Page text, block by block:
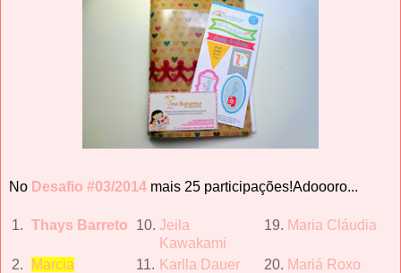
No Desafio #03/2014 mais 25 participações!Adoooro...
1. Thays Barreto 10. Jeila
Kawakami
19. Maria Cláudia
2.
Marcia
11. Karlla Dauer 20. Mariá Roxo